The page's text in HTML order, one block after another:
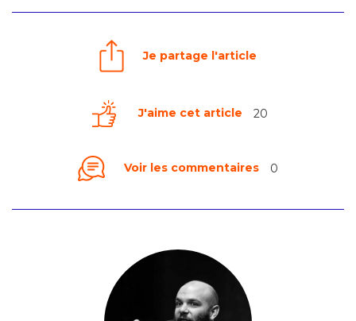
Je partage l'article
J'aime cet article 20
Voir les commentaires 0